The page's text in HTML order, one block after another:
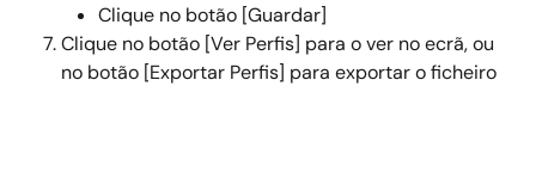
Clique no botão [Guardar]
Clique no botão [Ver Perfis] para o ver no ecrã, ou
no botão [Exportar Perfis] para exportar o ficheiro